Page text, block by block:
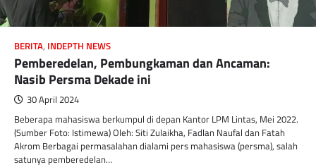
BERITA, INDEPTH NEWS
Pemberedelan, Pembungkaman dan Ancaman:
Nasib Persma Dekade ini
30 April 2024
Beberapa mahasiswa berkumpul di depan Kantor LPM Lintas, Mei 2022.
(Sumber Foto: Istimewa) Oleh: Siti Zulaikha, Fadlan Naufal dan Fatah
Akrom Berbagai permasalahan dialami pers mahasiswa (persma), salah
satunya pemberedelan…